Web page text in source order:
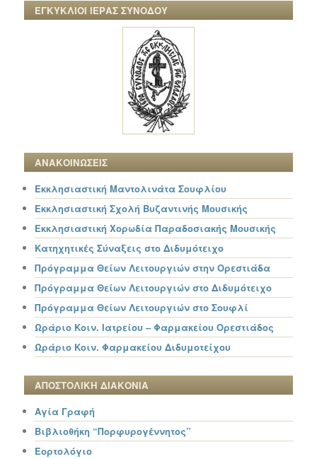
ΕΓΚΥΚΛΙΟΙ ΙΕΡΑΣ ΣΥΝΟΔΟΥ
ΑΝΑΚΟΙΝΩΣΕΙΣ
Εκκλησιαστική Μαντολινάτα Σουφλίου
Εκκλησιαστική Σχολή Βυζαντινής Μουσικής
Εκκλησιαστική Χορωδία Παραδοσιακής Μουσικής
Κατηχητικές Σύναξεις στο Διδυμότειχο
Πρόγραμμα Θείων Λειτουργιών στην Ορεστιάδα
Πρόγραμμα Θείων Λειτουργιών στο Διδυμότειχο
Πρόγραμμα Θείων Λειτουργιών στο Σουφλί
Ωράριο Κοιν. Ιατρείου – Φαρμακείου Ορεστιάδος
Ωράριο Κοιν. Φαρμακείου Διδυμοτείχου
ΑΠΟΣΤΟΛΙΚΗ ΔΙΑΚΟΝΙΑ
Αγία Γραφή
Βιβλιοθήκη “Πορφυρογέννητος”
Εορτολόγιο